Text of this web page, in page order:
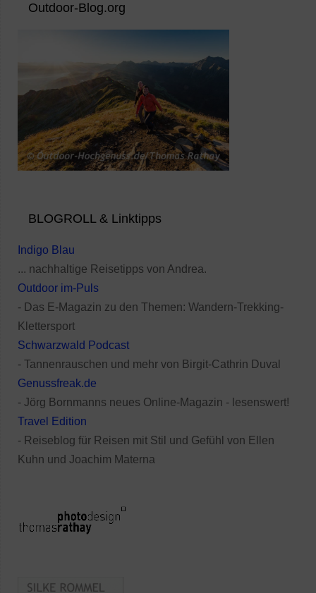
Outdoor-Blog.org
BLOGROLL & Linktipps
Indigo Blau
... nachhaltige Reisetipps von Andrea.
Outdoor im-Puls
- Das E-Magazin zu den Themen: Wandern-Trekking-
Klettersport
Schwarzwald Podcast
- Tannenrauschen und mehr von Birgit-Cathrin Duval
Genussfreak.de
- Jörg Bornmanns neues Online-Magazin - lesenswert!
Travel Edition
- Reiseblog für Reisen mit Stil und Gefühl von Ellen
Kuhn und Joachim Materna